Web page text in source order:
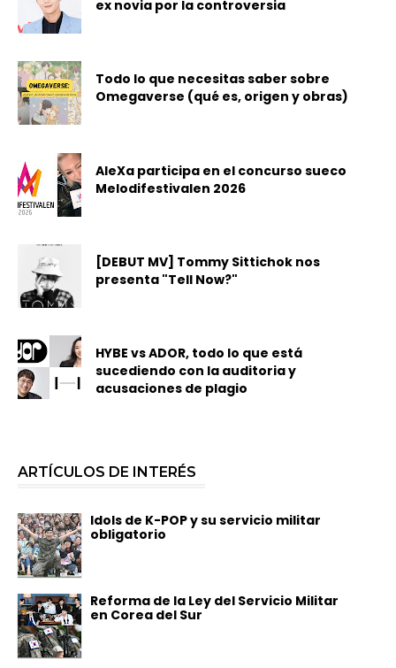
ex novia por la controversia
Todo lo que necesitas saber sobre
Omegaverse (qué es, origen y obras)
AleXa participa en el concurso sueco
Melodifestivalen 2026
[DEBUT MV] Tommy Sittichok nos
presenta "Tell Now?"
HYBE vs ADOR, todo lo que está
sucediendo con la auditoria y
acusaciones de plagio
ARTÍCULOS DE INTERÉS
Idols de K-POP y su servicio militar
obligatorio
Reforma de la Ley del Servicio Militar
en Corea del Sur